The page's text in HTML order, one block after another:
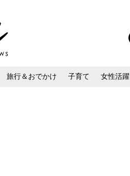
旅行＆おでかけ 子育て 女性活躍